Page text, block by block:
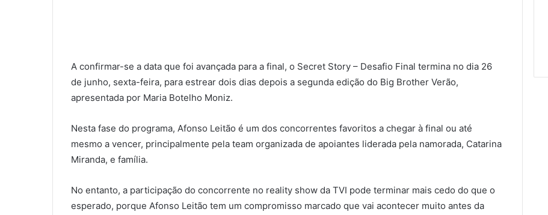
A confirmar-se a data que foi avançada para a final, o Secret Story – Desafio Final termina no dia 26
de junho, sexta-feira, para estrear dois dias depois a segunda edição do Big Brother Verão,
apresentada por Maria Botelho Moniz.
Nesta fase do programa, Afonso Leitão é um dos concorrentes favoritos a chegar à final ou até
mesmo a vencer, principalmente pela team organizada de apoiantes liderada pela namorada, Catarina
Miranda, e família.
No entanto, a participação do concorrente no reality show da TVI pode terminar mais cedo do que o
esperado, porque Afonso Leitão tem um compromisso marcado que vai acontecer muito antes da